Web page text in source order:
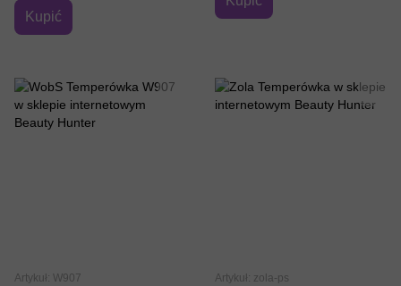
Kupić
Artykuł: W907 Artykuł: zola-ps